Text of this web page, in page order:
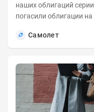
наших облигаций
погасили облигации
Самолет